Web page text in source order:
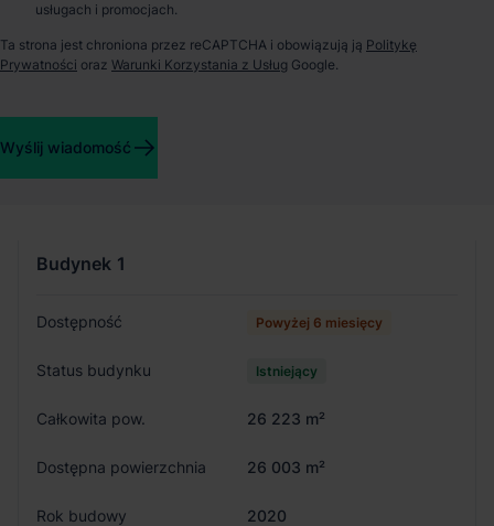
zakłada realizację 3 hal magazynowych o łącznej powierzchni
dostosowany do potrzeb najemcy pod kątem powierzchni
pomieszczeń produkcyjnych, magazynowych i socjalno-
krajowej nr 3, w niedalekiej odległości od autostrady A4.
Szczegóły budynków
Budynek 1
Dostępność Powyżej 6 miesięcy
Status budynku Istniejący
Całkowita pow. 26 223 m²
Dostępna powierzchnia 26 003 m²
Rok budowy 2020
usługach i promocjach.
Ta strona jest chroniona przez reCAPTCHA i obowiązują ją Politykę
Prywatności oraz Warunki Korzystania z Usług Google.
Wyślij wiadomość